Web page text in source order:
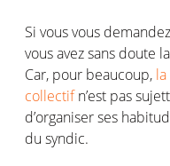
Si vousvous demandez
vousavezsans doute
Car, pour beaucoup,
collectif n’est pas
d’organiserses
du syndic.